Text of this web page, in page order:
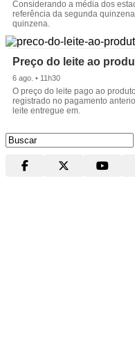
Considerando a média dos
referência da segunda
quinzena.
Preço do leite ao
6 ago. • 11h30
O preço do leite pago ao
registrado no pagamento
leite entregue em.